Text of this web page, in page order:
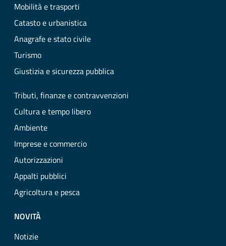
Mobilità e trasporti
Catasto e urbanistica
Anagrafe e stato civile
Turismo
Giustizia e sicurezza pubblica
Tributi, finanze e contravvenzioni
Cultura e tempo libero
Ambiente
Imprese e commercio
Autorizzazioni
Appalti pubblici
Agricoltura e pesca
NOVITÀ
Notizie